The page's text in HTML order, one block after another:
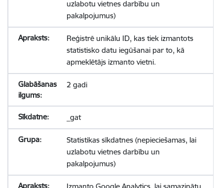
uzlabotu vietnes darbību un
pakalpojumus)
Reģistrē unikālu ID, kas tiek izmantots
statistisko datu iegūšanai par to, kā
apmeklētājs izmanto vietni.
2 gadi
_gat
Statistikas sīkdatnes (nepieciešamas, lai
uzlabotu vietnes darbību un
pakalpojumus)